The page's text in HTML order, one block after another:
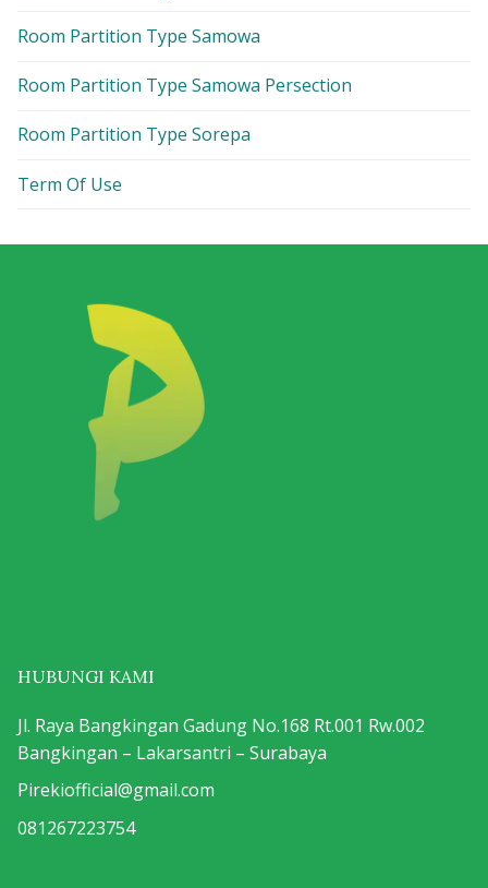
Room Partition Type Samowa
Room Partition Type Samowa Persection
Room Partition Type Sorepa
Term Of Use
HUBUNGI KAMI
Jl. Raya Bangkingan Gadung No.168 Rt.001 Rw.002
Bangkingan – Lakarsantri – Surabaya
Pirekiofficial@gmail.com
081267223754